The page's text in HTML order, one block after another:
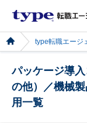
type転職エージ
パッケージ導
の他）／機械
用一覧